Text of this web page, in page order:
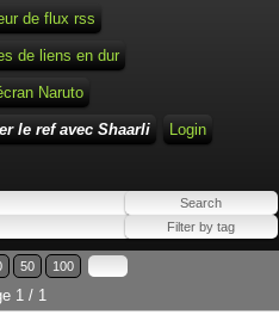
de flux rss
de liens en dur
Naruto
le ref avec Shaarli Login
50 100
1 / 1